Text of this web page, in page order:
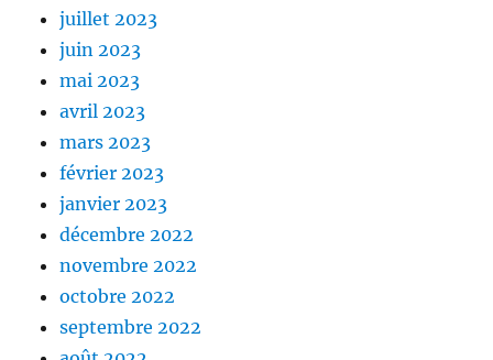
juillet 2023
juin 2023
mai 2023
avril 2023
mars 2023
février 2023
janvier 2023
décembre 2022
novembre 2022
octobre 2022
septembre 2022